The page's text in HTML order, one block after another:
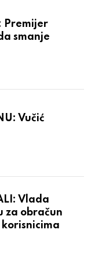
Premijer
smanje
Vučić
Vlada
za obračun